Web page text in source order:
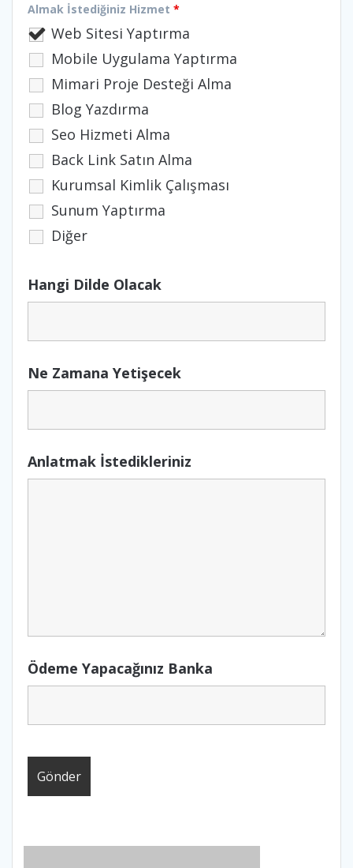
Almak İstediğiniz Hizmet *
Web Sitesi Yaptırma
Mobile Uygulama Yaptırma
Mimari Proje Desteği Alma
Blog Yazdırma
Seo Hizmeti Alma
Back Link Satın Alma
Kurumsal Kimlik Çalışması
Sunum Yaptırma
Diğer
Hangi Dilde Olacak
Ne Zamana Yetişecek
Anlatmak İstedikleriniz
Ödeme Yapacağınız Banka